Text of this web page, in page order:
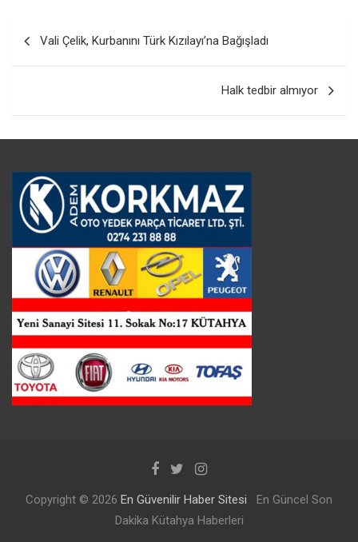
gezinmesi
Vali Çelik, Kurbanını Türk Kızılayı’na Bağışladı
Halk tedbir almıyor
Copyright © 2026 En Güvenilir Haber Sitesi
En Güncel Son
Dakika Kütahya Haberleri